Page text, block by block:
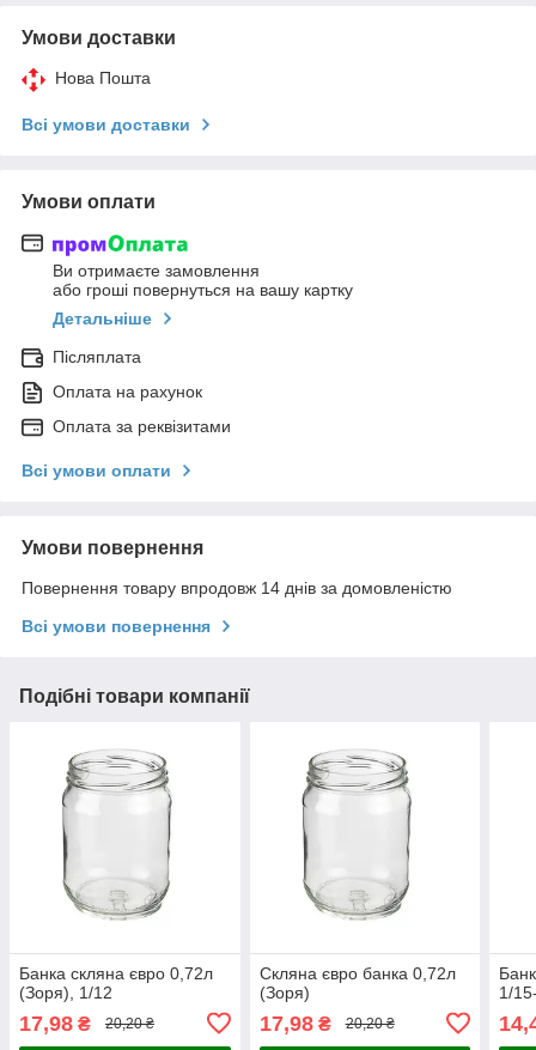
Умови доставки
Нова Пошта
Всі умови доставки
Умови оплати
Ви отримаєте замовлення
або гроші повернуться на вашу картку
Детальніше
Післяплата
Оплата на рахунок
Оплата за реквізитами
Всі умови оплати
Умови повернення
Повернення товару впродовж 14 днів за домовленістю
Всі умови повернення
Подібні товари компанії
Банка скляна євро 0,72л
(Зоря), 1/12
17,98 ₴ 20,20 ₴
Скляна євро банка 0,72л
(Зоря)
17,98₴ 20,20 ₴
1/